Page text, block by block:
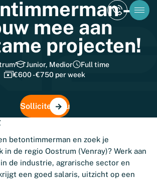
–
mee aan
projecten!
Junior, Medior
Full time
€600 - €750 per week
Solliciteer nu
betontimmerman en zoek je
de regio Oostrum (Venray)? Werk aan
de industrie, agrarische sector en
een goed salaris, uitzicht op een